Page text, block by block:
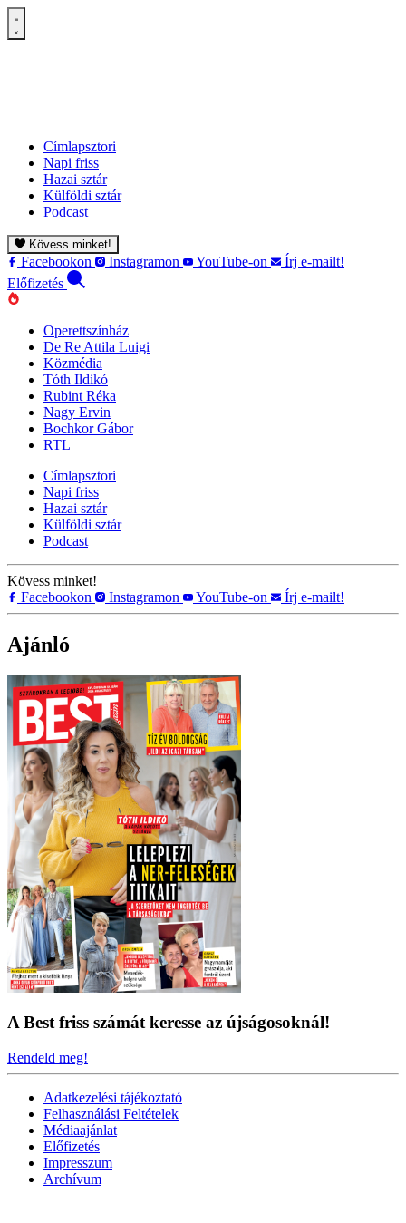
Címlapsztori
Napi friss
Hazai sztár
Külföldi sztár
Podcast
Kövess minket!
Facebookon Instagramon YouTube-on
Írj e-mailt!
Előfizetés
Operettszínház
De Re Attila Luigi
Közmédia
Tóth Ildikó
Rubint Réka
Nagy Ervin
Bochkor Gábor
RTL
Címlapsztori
Napi friss
Hazai sztár
Külföldi sztár
Podcast
Kövess minket!
Facebookon
Instagramon YouTube-on Írj e-mailt!
Ajánló
A Best friss számát keresse az újságosoknál!
Rendeld meg!
Adatkezelési tájékoztató
Felhasználási Feltételek
Médiaajánlat
Előfizetés
Impresszum
Archívum